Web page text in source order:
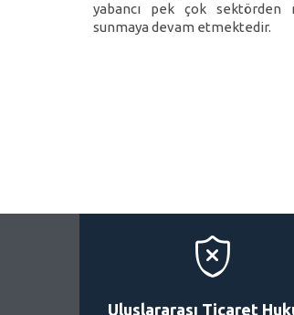
yabancı pek çok sektörden
sunmaya devam etmektedir.

Uluslararası Ticaret